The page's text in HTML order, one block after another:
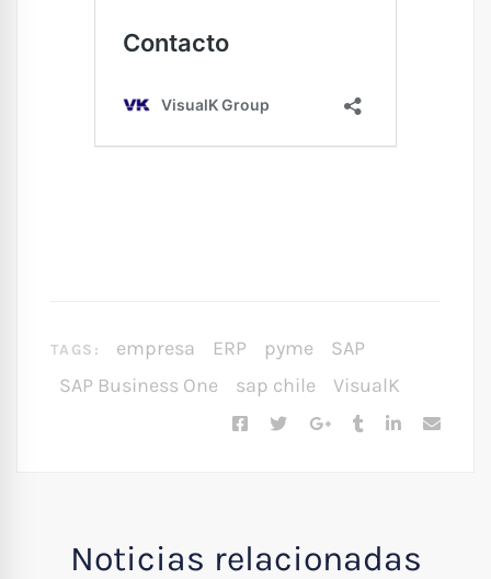
TAGS: empresa ERP pyme
SAP
SAP Business One
sap chile VisualK
Noticias relacionadas